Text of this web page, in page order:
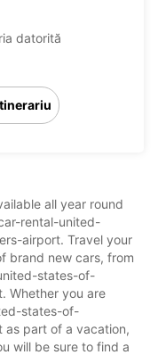
datorită
all year round
rental-united-
airport. Travel your
brand new cars, from
states-of-
Whether you are
states-of-
part of a vacation,
will be sure to find a